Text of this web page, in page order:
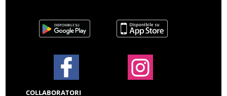
COLLABORATORI